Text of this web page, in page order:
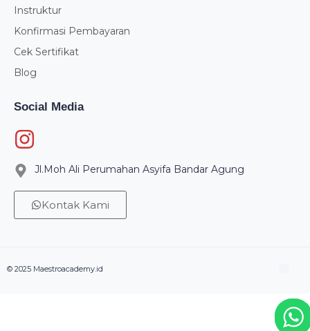
Instruktur
Konfirmasi Pembayaran
Cek Sertifikat
Blog
Social Media
Jl.Moh Ali Perumahan Asyifa Bandar Agung
Kontak Kami
© 2025 Maestroacademy.id